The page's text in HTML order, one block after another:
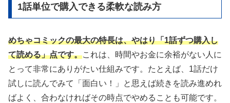
1話単位で購入できる柔軟な読み方
めちゃコミックの最大の特長は、やはり「1話ずつ購入し
て読める」点です。これは、時間やお金に余裕がない人に
とって非常にありがたい仕組みです。たとえば、1話だけ
試しに読んでみて「面白い！」と思えば続きを読み進めれ
ばよく、合わなければその時点でやめることも可能です。